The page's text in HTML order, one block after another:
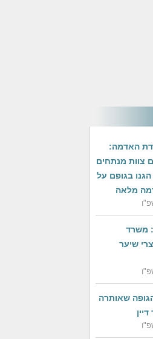
האדמה:
צוות מנתחים
בגופם על
מלאה
משרד
שיער
שאותרה